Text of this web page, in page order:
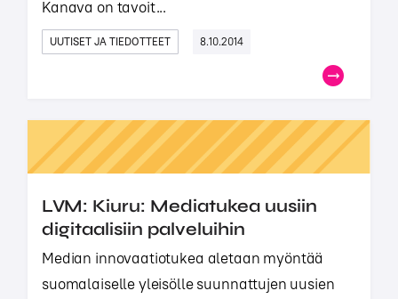
Kanava on tavoit...
UUTISET JA TIEDOTTEET 8.10.2014
LVM: Kiuru: Mediatukea uusiin
digitaalisiin palveluihin
Median innovaatiotukea aletaan myöntää
suomalaiselle yleisölle suunnattujen uusien